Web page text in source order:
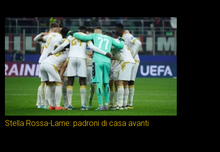
Stella Rossa-Larne: padroni di casa avanti